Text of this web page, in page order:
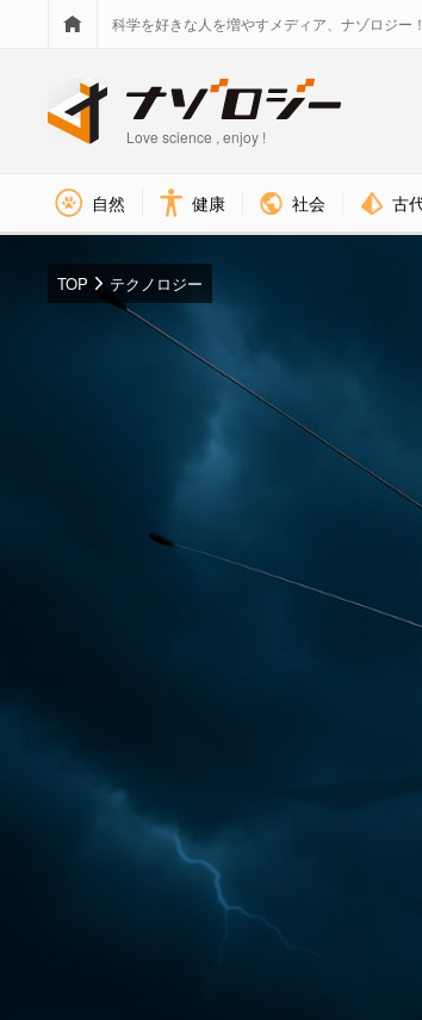
科学を好きな人を増やすメディア、ナゾロジー
Love science , enjoy !
自然 健康 社会 古
TOP テクノロジー